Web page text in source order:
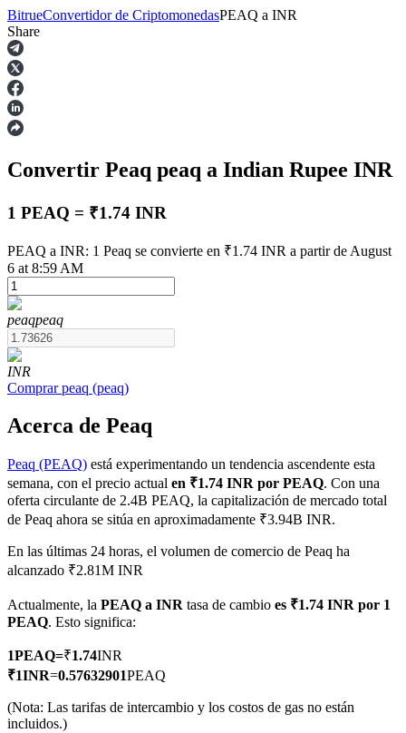
Futuros
Futuros del USDT
Futuros COIN-M
Futuros de criptomonedas
Derivados de acciones, divisas, metales preciosos y materias
primas
BitrueConvertidor de CriptomonedasPEAQ a INR
Share
Convertir Peaq peaq a Indian Rupee INR
1 PEAQ = ₹1.74 INR
PEAQ a INR: 1 Peaq se convierte en ₹1.74 INR a partir de August
6 at 8:59 AM
peaqpeaq
INR
Comprar peaq (peaq)
Acerca de Peaq
Peaq (PEAQ) está experimentando un tendencia ascendente esta
semana, con el precio actual en ₹1.74 INR por PEAQ. Con una
oferta circulante de 2.4B PEAQ, la capitalización de mercado total
de Peaq ahora se sitúa en aproximadamente ₹3.94B INR.
En las últimas 24 horas, el volumen de comercio de Peaq ha
alcanzado ₹2.81M INR
Actualmente, la PEAQ a INR tasa de cambio es ₹1.74 INR por 1
PEAQ. Esto significa:
1PEAQ=₹1.74INR
₹1INR=0.57632901PEAQ
(Nota: Las tarifas de intercambio y los costos de gas no están
incluidos.)